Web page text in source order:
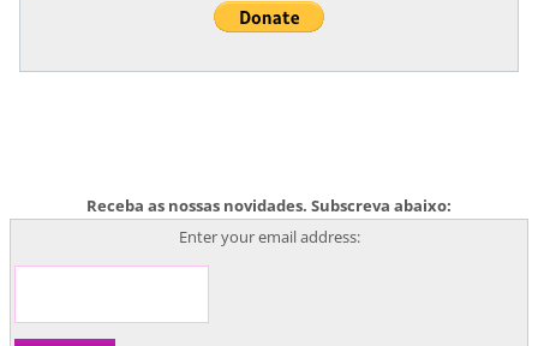
Receba as nossas novidades. Subscreva abaixo:
Enter your email address: